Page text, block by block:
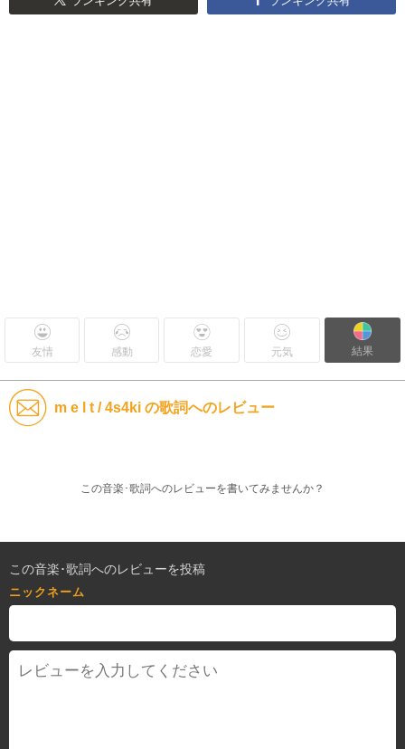
友情 感動 恋愛 元気 結果
m e l t / 4s4ki の歌詞へのレビュー
この音楽･歌詞へのレビューを書いてみませんか？
この音楽･歌詞へのレビューを投稿
ニックネーム